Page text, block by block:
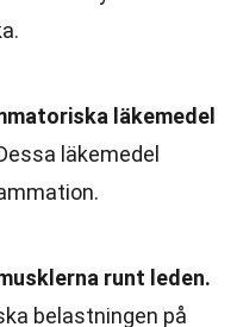
läkemedel
läkemedel
runt leden.
belastningen på